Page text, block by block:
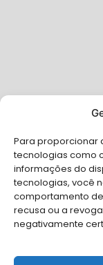
Para proporcionar
tecnologias como
informações do
tecnologias, você
comportamento de
recusa ou a
negativamente